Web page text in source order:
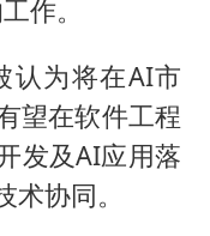
作。
认为将在AI市
望在软件工程
发及AI应用落
协同。